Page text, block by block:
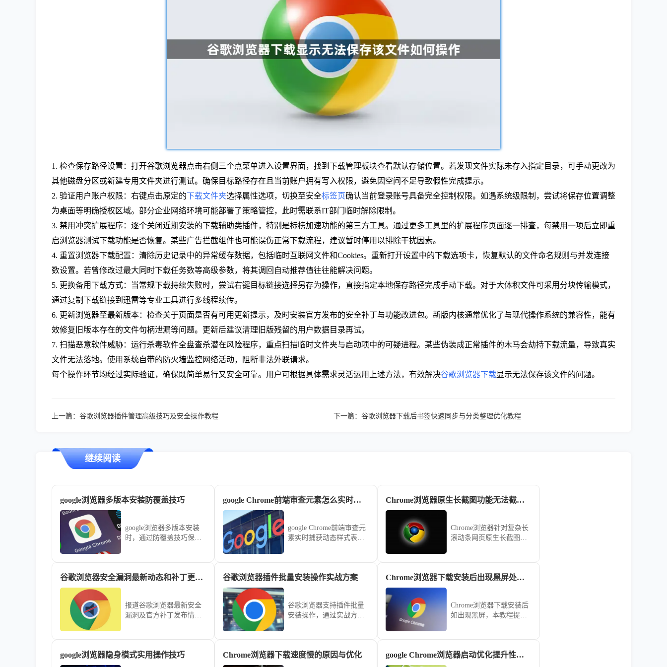
1. 检查保存路径设置：打开谷歌浏览器点击右侧三个点菜单进入设置界面，找到下载管理板块查看默认存储位置。若发现文件实际未存入指定目录，可手动更改为
其他磁盘分区或新建专用文件夹进行测试。确保目标路径存在且当前账户拥有写入权限，避免因空间不足导致假性完成提示。
2. 验证用户账户权限：右键点击原定的下载文件夹选择属性选项，切换至安全标签页确认当前登录账号具备完全控制权限。如遇系统级限制，尝试将保存位置调整
为桌面等明确授权区域。部分企业网络环境可能部署了策略管控，此时需联系IT部门临时解除限制。
3. 禁用冲突扩展程序：逐个关闭近期安装的下载辅助类插件，特别是标榜加速功能的第三方工具。通过更多工具里的扩展程序页面逐一排查，每禁用一项后立即重
启浏览器测试下载功能是否恢复。某些广告拦截组件也可能误伤正常下载流程，建议暂时停用以排除干扰因素。
4. 重置浏览器下载配置：清除历史记录中的异常缓存数据，包括临时互联网文件和Cookies。重新打开设置中的下载选项卡，恢复默认的文件命名规则与并发连接
数设置。若曾修改过最大同时下载任务数等高级参数，将其调回自动推荐值往往能解决问题。
5. 更换备用下载方式：当常规下载持续失败时，尝试右键目标链接选择另存为操作，直接指定本地保存路径完成手动下载。对于大体积文件可采用分块传输模式，
通过复制下载链接到迅雷等专业工具进行多线程续传。
6. 更新浏览器至最新版本：检查关于页面是否有可用更新提示，及时安装官方发布的安全补丁与功能改进包。新版内核通常优化了与现代操作系统的兼容性，能有
效修复旧版本存在的文件句柄泄漏等问题。更新后建议清理旧版残留的用户数据目录再试。
7. 扫描恶意软件威胁：运行杀毒软件全盘查杀潜在风险程序，重点扫描临时文件夹与启动项中的可疑进程。某些伪装成正常插件的木马会劫持下载流量，导致真实
文件无法落地。使用系统自带的防火墙监控网络活动，阻断非法外联请求。
每个操作环节均经过实际验证，确保既简单易行又安全可靠。用户可根据具体需求灵活运用上述方法，有效解决谷歌浏览器下载显示无法保存该文件的问题。
上一篇： 谷歌浏览器插件管理高级技巧及安全操作教程 下一篇： 谷歌浏览器下载后书签快速同步与分类整理优化教程
继续阅读
google浏览器多版本安装防覆盖技巧
google浏览器多版本安装
时，通过防覆盖技巧保证
google Chrome前端审查元素怎么实时抓取动态变化的样式表
google Chrome前端审查元
素实时捕获动态样式表的
程中实时变动的复杂 CSS
Chrome浏览器原生长截图功能无法截取完整滚动条怎么办
Chrome浏览器针对复杂长
滚动条网页原生长截图失
环完成对全量长内容的无
谷歌浏览器安全漏洞最新动态和补丁更新速递
报道谷歌浏览器最新安全
漏洞及官方补丁发布情
谷歌浏览器插件批量安装操作实战方案
谷歌浏览器支持插件批量
安装操作，通过实战方案
量操作时间。
Chrome浏览器下载安装后出现黑屏处理教程
Chrome浏览器下载安装后
如出现黑屏，本教程提供
google浏览器隐身模式实用操作技巧 Chrome浏览器下载速度慢的原因与优化 google Chrome浏览器启动优化提升性能完整教程